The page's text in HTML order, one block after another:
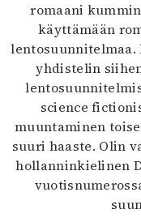
romaani
käyttämään
yhdistelin
science
muuntaminen
suuri haaste. Olin
hollanninkielinen